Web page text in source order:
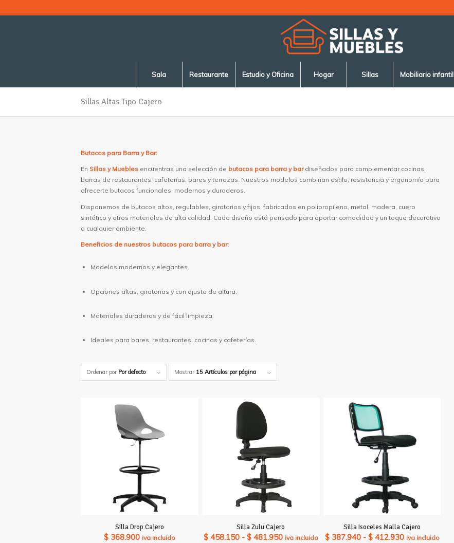
Sala Restaurante Estudio y Oficina Hogar Sillas Mobiliario infantil
Sillas Altas Tipo Cajero
Butacos para Barra y Bar:
En Sillas y Muebles encuentras una selección de butacos para barra y bardiseñados para complementar cocinas,
barras de restaurantes, cafeterías, bares y terrazas. Nuestros modelos combinan estilo, resistencia y ergonomía para
ofrecerte butacos funcionales, modernos y duraderos.
Disponemos de butacos altos, regulables, giratorios y fijos, fabricados en polipropileno, metal, madera, cuero
sintético y otros materiales de alta calidad. Cada diseño está pensado para aportar comodidad y un toque decorativo
a cualquier ambiente.
Beneficios de nuestros butacos para barra y bar:
Modelos modernos y elegantes.
Opciones altas, giratorias y con ajuste de altura.
Materiales duraderos y de fácil limpieza.
Ideales para bares, restaurantes, cocinas y cafeterías.
Ordenar por Por defecto Mostrar 15 Artículos por página
Silla Drop Cajero
$368.900 iva incluido
Silla Zulu Cajero
$458.150 - $481.950Rango
iva incluido
Silla Isoceles Malla Cajero
$387.940 - $412.930Rango
iva incluido